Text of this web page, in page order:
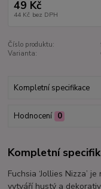
49 Kč
44 Kč bez DPH
Číslo produktu:
Varianta:
Kompletní specifikace
Hodnocení 0
Kompletní
Fuchsia ‘Jollies Nizza’
vytváří hustý a